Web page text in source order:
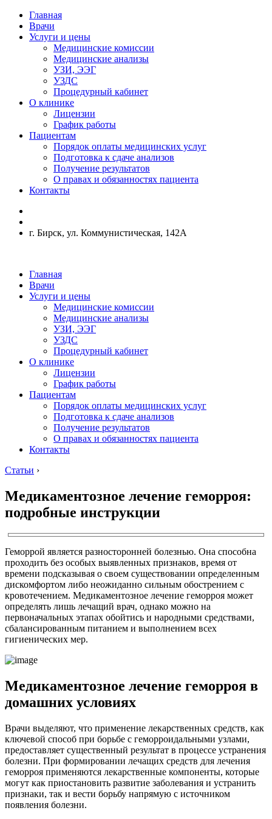
Главная
Врачи
Услуги и цены
Медицинские комиссии
Медицинские анализы
УЗИ, ЭЭГ
УЗДС
Процедурный кабинет
О клинике
Лицензии
График работы
Пациентам
Порядок оплаты медицинских услуг
Подготовка к сдаче анализов
Получение результатов
О правах и обязанностях пациента
Контакты
г. Бирск, ул. Коммунистическая, 142А
Главная
Врачи
Услуги и цены
Медицинские комиссии
Медицинские анализы
УЗИ, ЭЭГ
УЗДС
Процедурный кабинет
О клинике
Лицензии
График работы
Пациентам
Порядок оплаты медицинских услуг
Подготовка к сдаче анализов
Получение результатов
О правах и обязанностях пациента
Контакты
Статьи ›
Медикаментозное лечение геморроя:
подробные инструкции
Геморрой является разносторонней болезнью. Она способна
проходить без особых выявленных признаков, время от
времени подсказывая о своем существовании определенным
дискомфортом либо неожиданно сильным обострением с
кровотечением. Медикаментозное лечение геморроя может
определять лишь лечащий врач, однако можно на
первоначальных этапах обойтись и народными средствами,
сбалансированным питанием и выполнением всех
гигиенических мер.
Медикаментозное лечение геморроя в
домашних условиях
Врачи выделяют, что применение лекарственных средств, как
ключевой способ при борьбе с геморроидальными узлами,
предоставляет существенный результат в процессе устранения
болезни. При формировании лечащих средств для лечения
геморроя применяются лекарственные компоненты, которые
могут как приостановить развитие заболевания и устранить
признаки, так и вести борьбу напрямую с источником
появления болезни.